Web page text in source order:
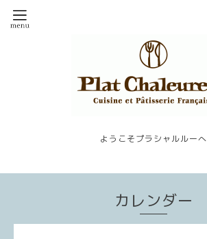
ようこそプラシャルルーへ
カレンダー